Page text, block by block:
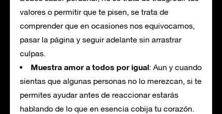
valores o permitir que te pisen, se trata de
comprender que en ocasiones nos equivocamos,
pasar la página y seguir adelante sin arrastrar
culpas.
Muestra amor a todos por igual: Aun y cuando
sientas que algunas personas no lo merezcan, si te
permites ayudar antes de reaccionar estarás
hablando de lo que en esencia cobija tu corazón.